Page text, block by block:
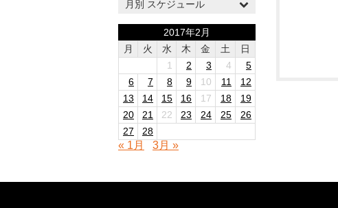
月別 スケジュール
2017年2月
月
火 水 木 金 土
日
1
2 3 4
5
6
7 8 9 10 11
12
13
14 15 16 17 18
19
20
21 22 23 24 25
26
27
28
« 1月 3月 »